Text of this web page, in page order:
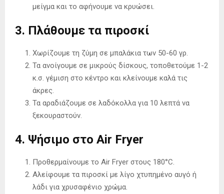
μείγμα και το αφήνουμε να κρυώσει.
3. Πλάθουμε τα πιροσκί
Χωρίζουμε τη ζύμη σε μπαλάκια των 50-60 γρ.
Τα ανοίγουμε σε μικρούς δίσκους, τοποθετούμε 1-2
κ.σ. γέμιση στο κέντρο και κλείνουμε καλά τις
άκρες.
Τα αραδιάζουμε σε λαδόκολλα για 10 λεπτά να
ξεκουραστούν.
4. Ψήσιμο στο Air Fryer
Προθερμαίνουμε το Air Fryer στους 180°C.
Αλείφουμε τα πιροσκί με λίγο χτυπημένο αυγό ή
λάδι για χρυσαφένιο χρώμα.